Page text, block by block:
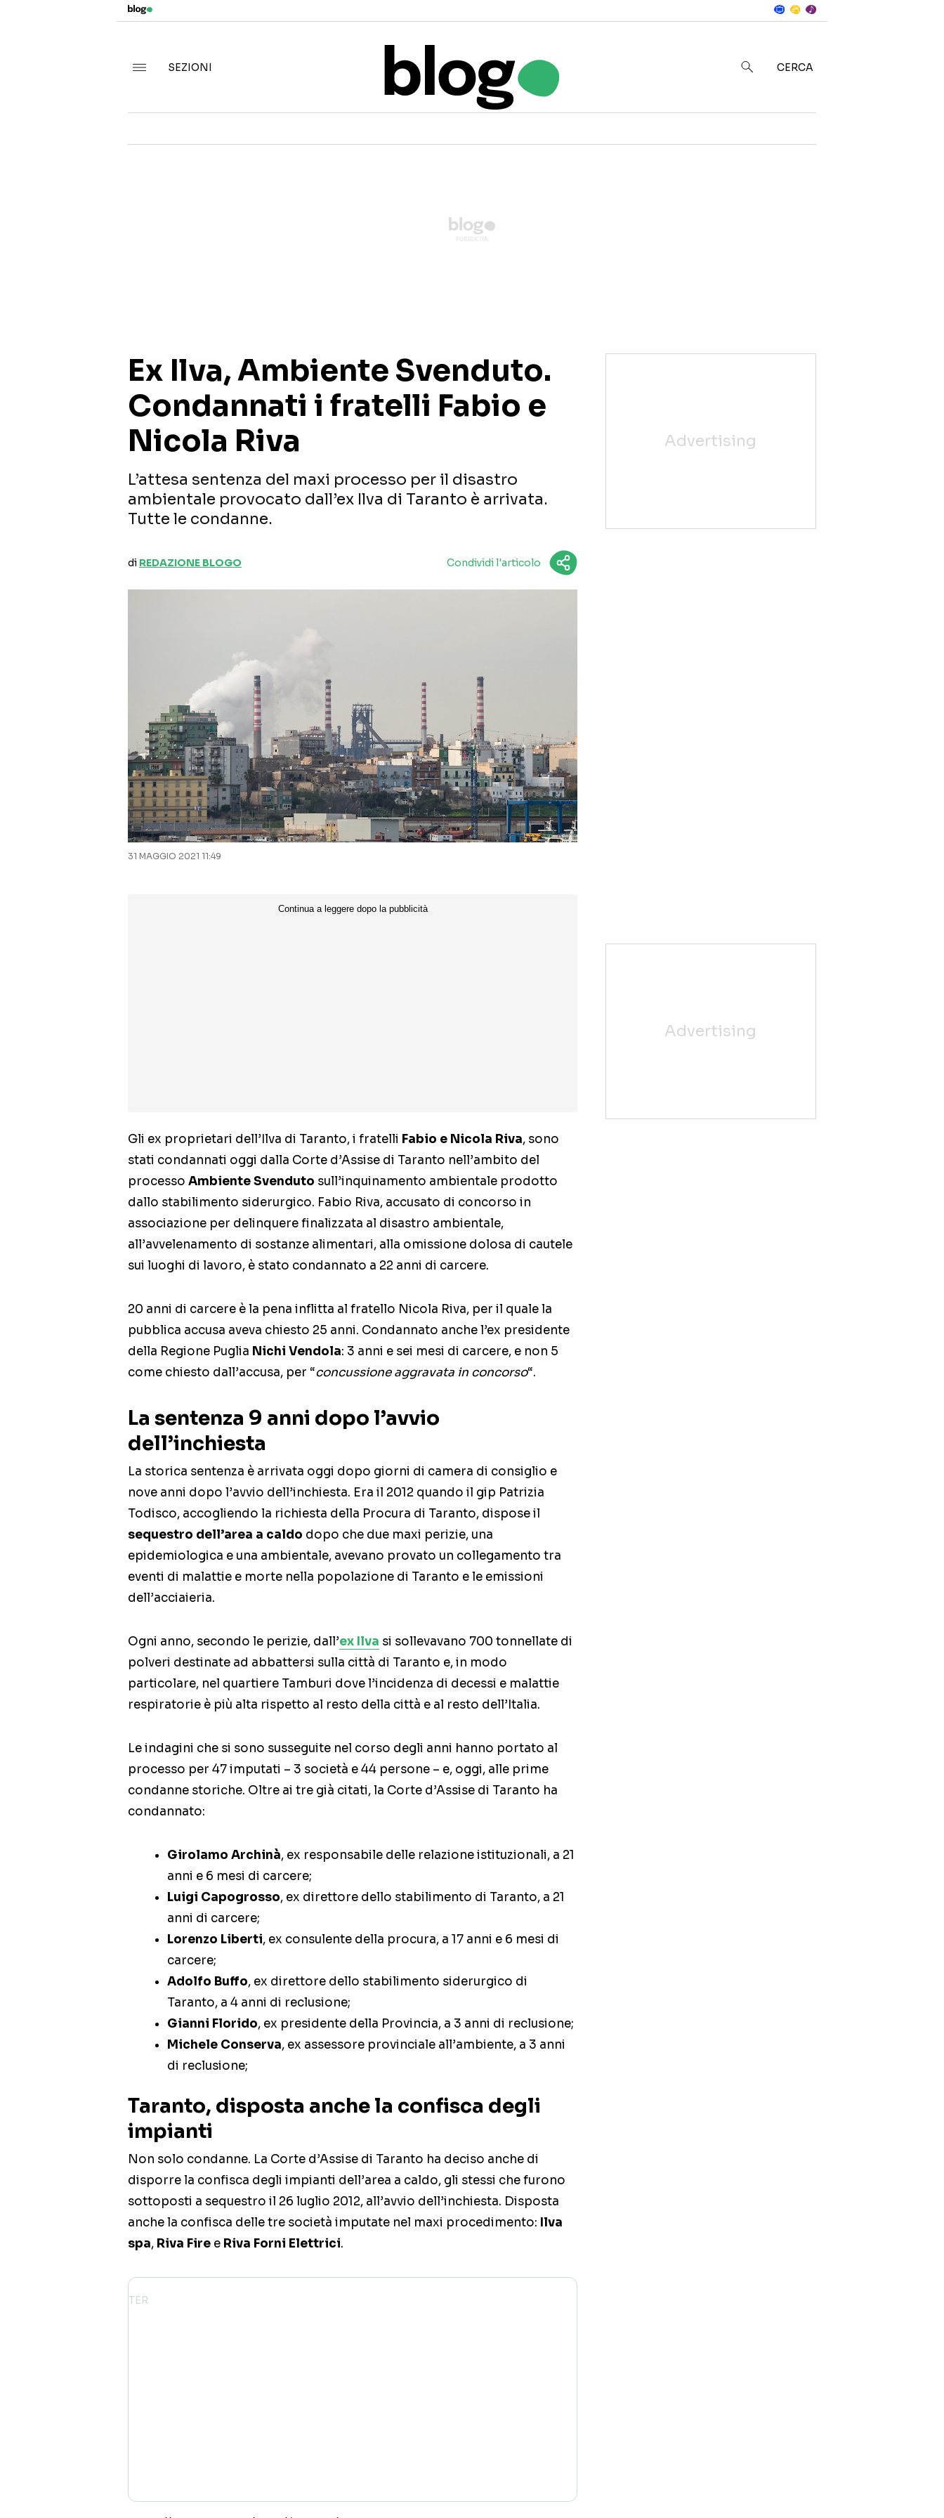
SEZIONI
CERCA
Ex Ilva, Ambiente Svenduto.
Condannati i fratelli Fabio e
Nicola Riva
L’attesa sentenza del maxi processo per il disastro
ambientale provocato dall’ex Ilva di Taranto è arrivata.
Tutte le condanne.
di REDAZIONE BLOGO Condividi l'articolo
31 MAGGIO 2021 11:49
Gli ex proprietari dell’Ilva di Taranto, i fratelli Fabio e Nicola Riva, sono
stati condannati oggi dalla Corte d’Assise di Taranto nell’ambito del
processo Ambiente Svenduto sull’inquinamento ambientale prodotto
dallo stabilimento siderurgico. Fabio Riva, accusato di concorso in
associazione per delinquere finalizzata al disastro ambientale,
all’avvelenamento di sostanze alimentari, alla omissione dolosa di cautele
sui luoghi di lavoro, è stato condannato a 22 anni di carcere.
20 anni di carcere è la pena inflitta al fratello Nicola Riva, per il quale la
pubblica accusa aveva chiesto 25 anni. Condannato anche l’ex presidente
della Regione Puglia Nichi Vendola: 3 anni e sei mesi di carcere, e non 5
come chiesto dall’accusa, per “concussione aggravata in concorso“.
La sentenza 9 anni dopo l’avvio
dell’inchiesta
La storica sentenza è arrivata oggi dopo giorni di camera di consiglio e
nove anni dopo l’avvio dell’inchiesta. Era il 2012 quando il gip Patrizia
Todisco, accogliendo la richiesta della Procura di Taranto, dispose il
sequestro dell’area a caldo dopo che due maxi perizie, una
epidemiologica e una ambientale, avevano provato un collegamento tra
eventi di malattie e morte nella popolazione di Taranto e le emissioni
dell’acciaieria.
Ogni anno, secondo le perizie, dall’ex Ilva si sollevavano 700 tonnellate di
polveri destinate ad abbattersi sulla città di Taranto e, in modo
particolare, nel quartiere Tamburi dove l’incidenza di decessi e malattie
respiratorie è più alta rispetto al resto della città e al resto dell’Italia.
Le indagini che si sono susseguite nel corso degli anni hanno portato al
processo per 47 imputati – 3 società e 44 persone – e, oggi, alle prime
condanne storiche. Oltre ai tre già citati, la Corte d’Assise di Taranto ha
condannato:
Girolamo Archinà, ex responsabile delle relazione istituzionali, a 21
anni e 6 mesi di carcere;
Luigi Capogrosso, ex direttore dello stabilimento di Taranto, a 21
anni di carcere;
Lorenzo Liberti, ex consulente della procura, a 17 anni e 6 mesi di
carcere;
Adolfo Buffo, ex direttore dello stabilimento siderurgico di
Taranto, a 4 anni di reclusione;
Gianni Florido, ex presidente della Provincia, a 3 anni di reclusione;
Michele Conserva, ex assessore provinciale all’ambiente, a 3 anni
di reclusione;
Taranto, disposta anche la confisca degli
impianti
Non solo condanne. La Corte d’Assise di Taranto ha deciso anche di
disporre la confisca degli impianti dell’area a caldo, gli stessi che furono
sottoposti a sequestro il 26 luglio 2012, all’avvio dell’inchiesta. Disposta
anche la confisca delle tre società imputate nel maxi procedimento: Ilva
spa, Riva Fire e Riva Forni Elettrici.